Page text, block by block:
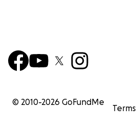
© 2010-2026 GoFundMe
Terms